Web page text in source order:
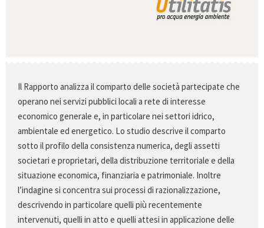
Il Rapporto analizza il comparto delle società partecipate che
operano nei servizi pubblici locali a rete di interesse
economico generale e, in particolare nei settori idrico,
ambientale ed energetico. Lo studio descrive il comparto
sotto il profilo della consistenza numerica, degli assetti
societari e proprietari, della distribuzione territoriale e della
situazione economica, finanziaria e patrimoniale. Inoltre
l’indagine si concentra sui processi di razionalizzazione,
descrivendo in particolare quelli più recentemente
intervenuti, quelli in atto e quelli attesi in applicazione delle